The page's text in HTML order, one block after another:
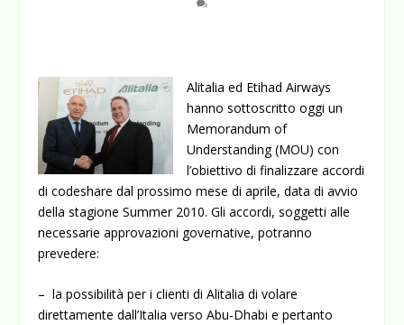
Alitalia ed Etihad Airways
hanno sottoscritto oggi un
Memorandum of
Understanding (MOU) con
l’obiettivo di finalizzare accordi
di codeshare dal prossimo mese di aprile, data di avvio
della stagione Summer 2010. Gli accordi, soggetti alle
necessarie approvazioni governative, potranno
prevedere:
– la possibilità per i clienti di Alitalia di volare
direttamente dall’Italia verso Abu-Dhabi e pertanto